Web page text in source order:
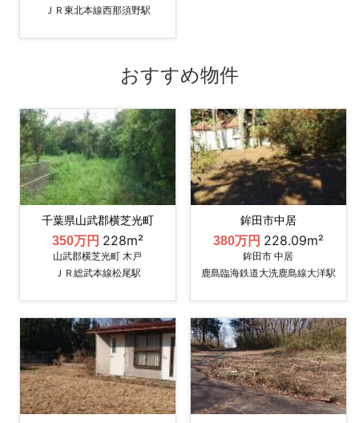
ＪＲ東北本線西那須野駅
おすすめ物件
千葉県山武郡横芝光町
350万円 228m²
山武郡横芝光町 木戸
ＪＲ総武本線松尾駅
鉾田市中居
380万円 228.09m²
鉾田市 中居
鹿島臨海鉄道大洗鹿島線大洋駅